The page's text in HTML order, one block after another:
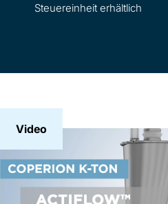
Steuereinheit erhältlich
Video